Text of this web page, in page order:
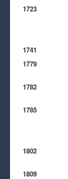
1723
1741
1779
1782
1785
1802
1809